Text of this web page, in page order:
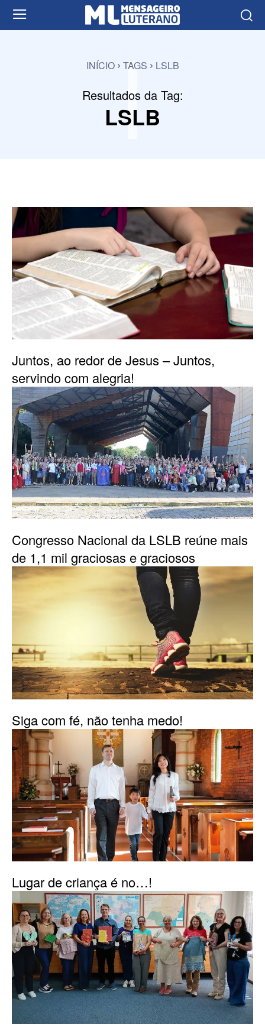
INÍCIO TAGS LSLB
Resultados da Tag:
LSLB
l
Juntos, ao redor de Jesus – Juntos,
servindo com alegria!
Congresso Nacional da LSLB reúne mais
de 1,1 mil graciosas e graciosos
Siga com fé, não tenha medo!
Lugar de criança é no…!